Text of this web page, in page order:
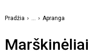
Pradžia ... Apranga
Marškinėliai